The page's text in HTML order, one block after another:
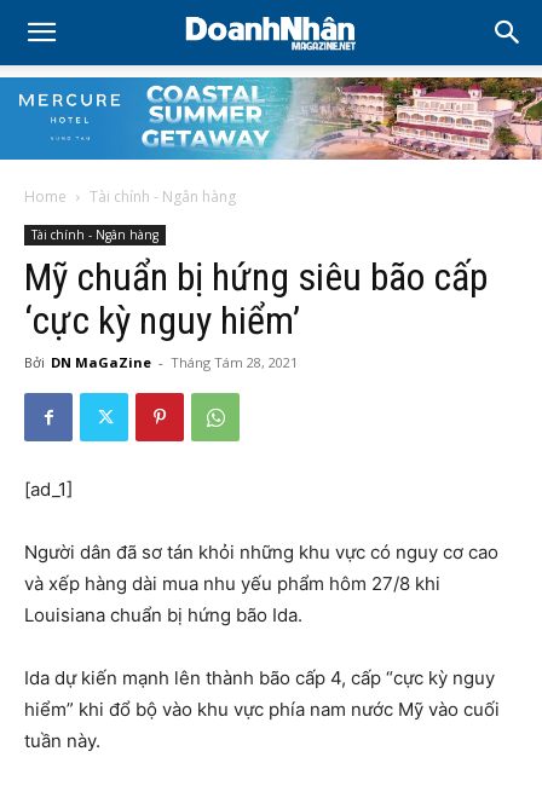
Home Tài chính - Ngân hàng
Tài chính - Ngân hàng
Mỹ chuẩn bị hứng siêu bão cấp
‘cực kỳ nguy hiểm’
Bởi DN MaGaZine - Tháng Tám 28, 2021
[ad_1]
Người dân đã sơ tán khỏi những khu vực có nguy cơ cao
và xếp hàng dài mua nhu yếu phẩm hôm 27/8 khi
Louisiana chuẩn bị hứng bão Ida.
Ida dự kiến mạnh lên thành bão cấp 4, cấp “cực kỳ nguy
hiểm” khi đổ bộ vào khu vực phía nam nước Mỹ vào cuối
tuần này.